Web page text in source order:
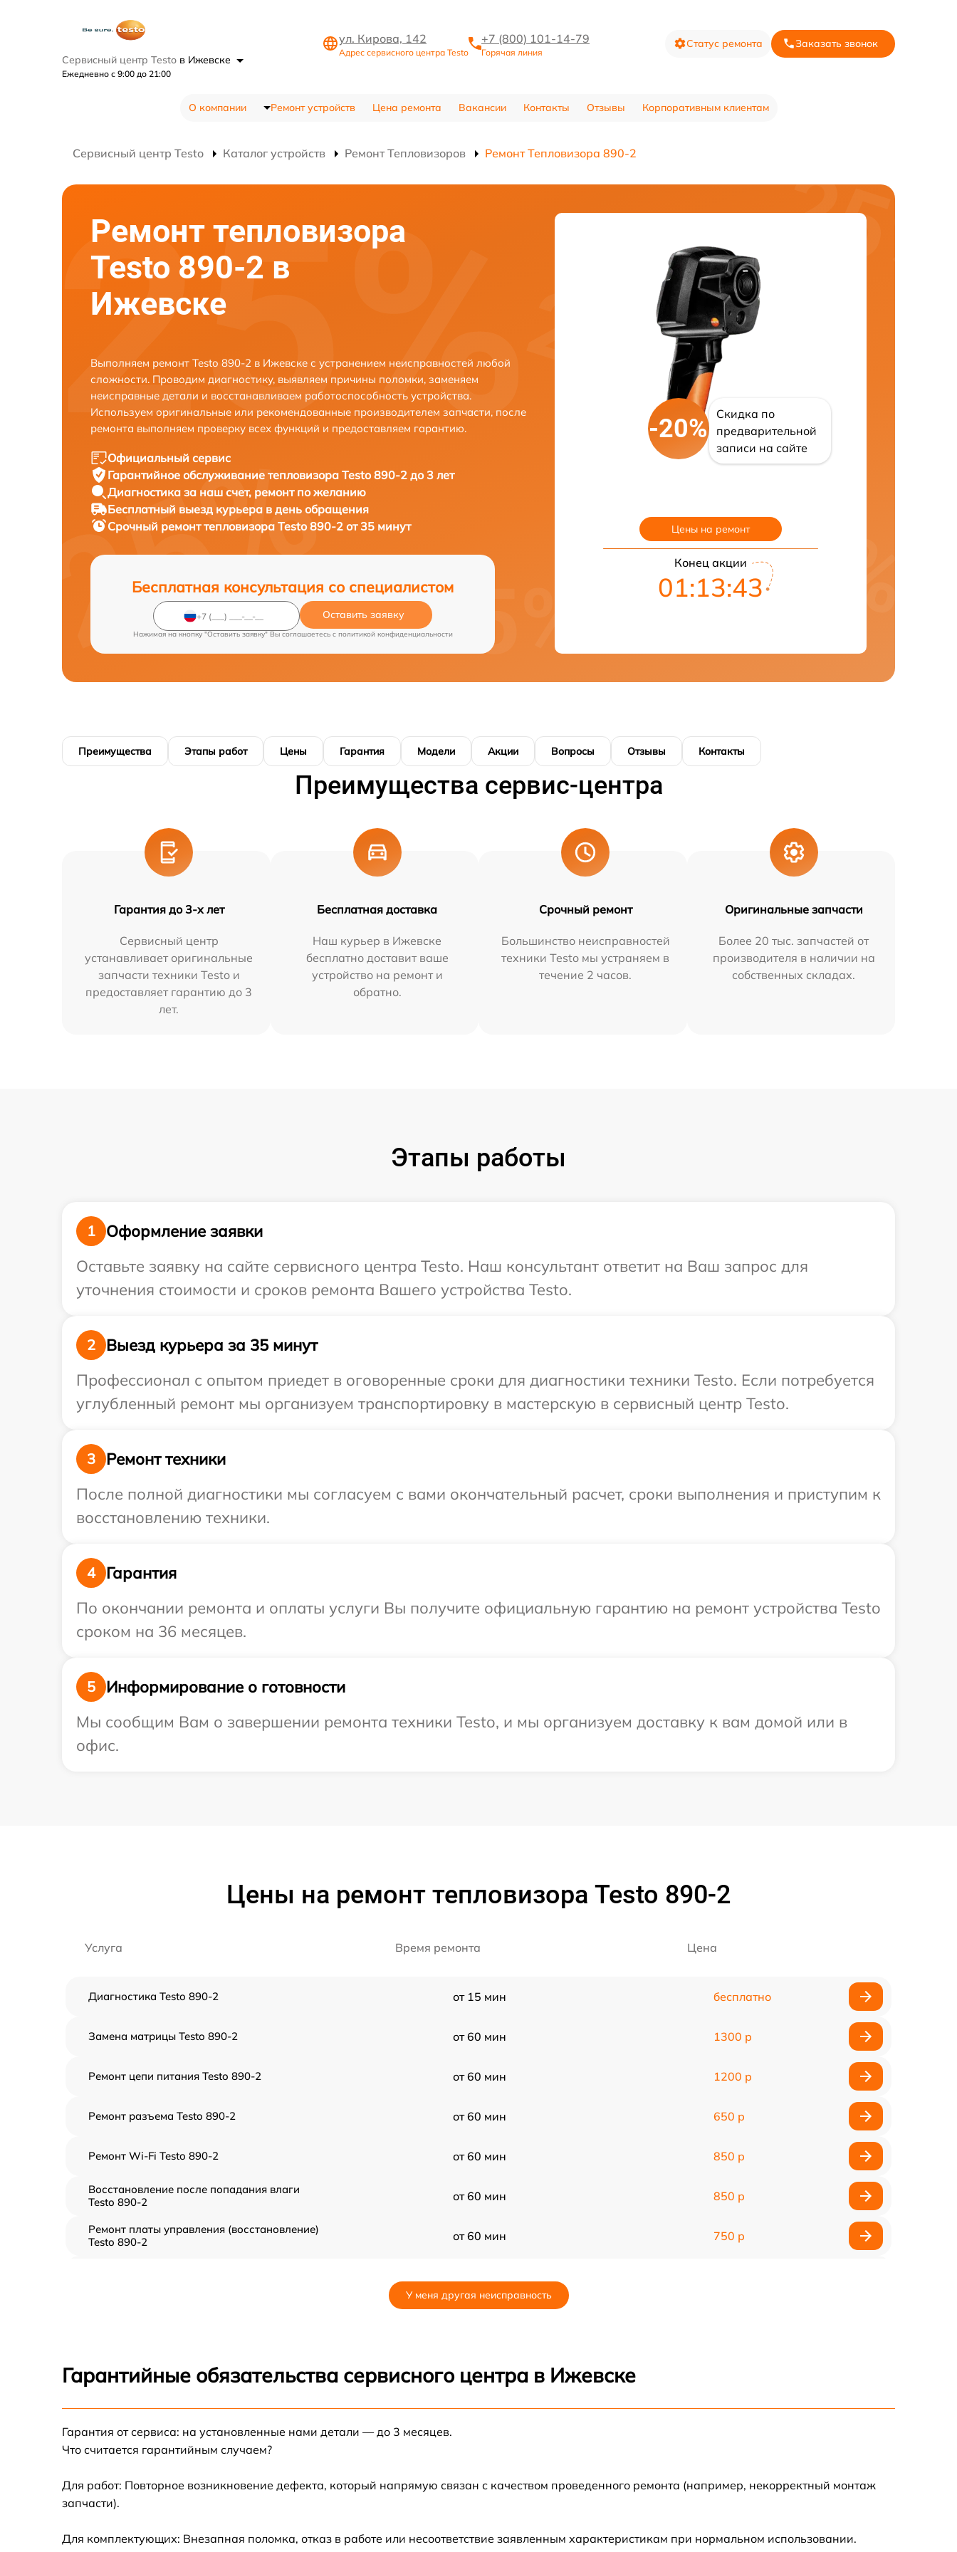
Сервисный центр Testo в Ижевске
Ежедневно с 9:00 до 21:00
ул. Кирова, 142
Адрес сервисного центра Testo
+7 (800) 101-14-79
Горячая линия
Статус ремонта Заказать звонок
О компании Ремонт устройств Цена ремонта Вакансии Контакты Отзывы Корпоративным клиентам
Сервисный центр Testo Каталог устройств Ремонт Тепловизоров Ремонт Тепловизора 890-2
Ремонт тепловизора
Testo 890-2 в
Ижевске
Выполняем ремонт Testo 890-2 в Ижевске с устранением неисправностей любой
сложности. Проводим диагностику, выявляем причины поломки, заменяем
неисправные детали и восстанавливаем работоспособность устройства.
Используем оригинальные или рекомендованные производителем запчасти, после
ремонта выполняем проверку всех функций и предоставляем гарантию.
Официальный сервис
Гарантийное обслуживание тепловизора Testo 890-2 до 3 лет
Диагностика за наш счет, ремонт по желанию
Бесплатный выезд курьера в день обращения
Срочный ремонттепловизора Testo 890-2 от 35 минут
Бесплатная консультация со специалистом
Оставить заявку
Нажимая на кнопку "Оставить заявку" Вы соглашаетесь c политикой конфиденциальности
-20%
Скидка по
предварительной
записи на сайте
Цены на ремонт
Конец акции
01:13:42
Преимущества Этапы работ Цены Гарантия Модели Акции Вопросы Отзывы Контакты
Преимущества сервис-центра
Гарантия до 3-х лет
Сервисный центр
устанавливает оригинальные
запчасти техники Testo и
предоставляет гарантию до 3
лет.
Бесплатная доставка
Наш курьер в Ижевске
бесплатно доставит ваше
устройство на ремонт и
обратно.
Срочный ремонт
Большинство неисправностей
техники Testo мы устраняем в
течение 2 часов.
Оригинальные запчасти
Более 20 тыс. запчастей от
производителя в наличии на
собственных складах.
Этапы работы
1
Оформление заявки
Оставьте заявку на сайте сервисного центра Testo. Наш консультант ответит на Ваш запрос для
уточнения стоимости и сроков ремонта Вашего устройства Testo.
2
Выезд курьера за 35 минут
Профессионал с опытом приедет в оговоренные сроки для диагностики техники Testo. Если потребуется
углубленный ремонт мы организуем транспортировку в мастерскую в сервисный центр Testo.
3
Ремонт техники
После полной диагностики мы согласуем с вами окончательный расчет, сроки выполнения и приступим к
восстановлению техники.
4
Гарантия
По окончании ремонта и оплаты услуги Вы получите официальную гарантию на ремонт устройства Testo
сроком на 36 месяцев.
5
Информирование о готовности
Мы сообщим Вам о завершении ремонта техники Testo, и мы организуем доставку к вам домой или в
офис.
Цены на ремонт тепловизора Testo 890-2
Услуга Время ремонта Цена
Диагностика Testo 890-2 от 15 мин бесплатно
Замена матрицы Testo 890-2 от 60 мин 1300 р
Ремонт цепи питания Testo 890-2 от 60 мин 1200 р
Ремонт разъема Testo 890-2 от 60 мин 650 р
Ремонт Wi-Fi Testo 890-2 от 60 мин 850 р
Восстановление после попадания влаги
Testo 890-2
от 60 мин 850 р
Ремонт платы управления (восстановление)
Testo 890-2
от 60 мин 750 р
Замена процессора Testo 890-2
У меня другая неисправность
Гарантийные обязательства сервисного центра в Ижевске
Гарантия от сервиса: на установленные нами детали — до 3 месяцев.
Что считается гарантийным случаем?
Для работ: Повторное возникновение дефекта, который напрямую связан с качеством проведенного ремонта (например, некорректный монтаж
запчасти).
Для комплектующих: Внезапная поломка, отказ в работе или несоответствие заявленным характеристикам при нормальном использовании.